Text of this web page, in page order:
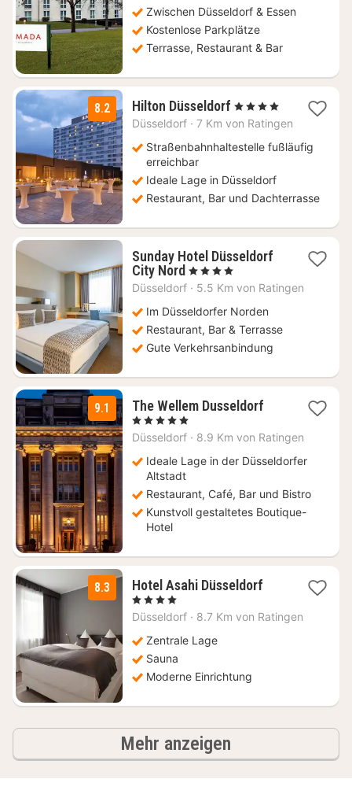
€
Zwischen Düsseldorf & Essen
Kostenlose Parkplätze
Terrasse, Restaurant & Bar
8.2 Hilton Düsseldorf 1
Nacht
79
, 4 Sterne
Düsseldorf · 7 Km von Ratingen
Straßenbahnhaltestelle fußläufig
erreichbar
Ideale Lage in Düsseldorf
Restaurant, Bar und Dachterrasse
Sunday Hotel Düsseldorf
City Nord 1
Nacht
56,84
€
, 4 Sterne
Düsseldorf · 5.5 Km von Ratingen
Im Düsseldorfer Norden
Restaurant, Bar & Terrasse
Gute Verkehrsanbindung
9.1 The Wellem Dusseldorf2
ab
€
, 5 Sterne
Düsseldorf · 8.9 Km von Ratingen
Ideale Lage in der Düsseldorfer
Altstadt
Restaurant, Café, Bar und Bistro
Kunstvoll gestaltetes Boutique-
Hotel
8.3 Hotel Asahi Düsseldorf1
ab
103,20
, 4 Sterne
Düsseldorf · 8.7 Km von Ratingen
Zentrale Lage
Sauna
Moderne Einrichtung
Mehr anzeigen